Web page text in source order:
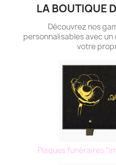
LA BOUTIQUE
Découvrez nos
personnalisables avec
votre
Plaques funéraires